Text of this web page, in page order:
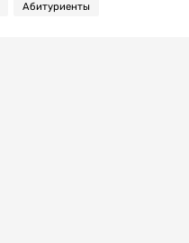
Абитуриенты